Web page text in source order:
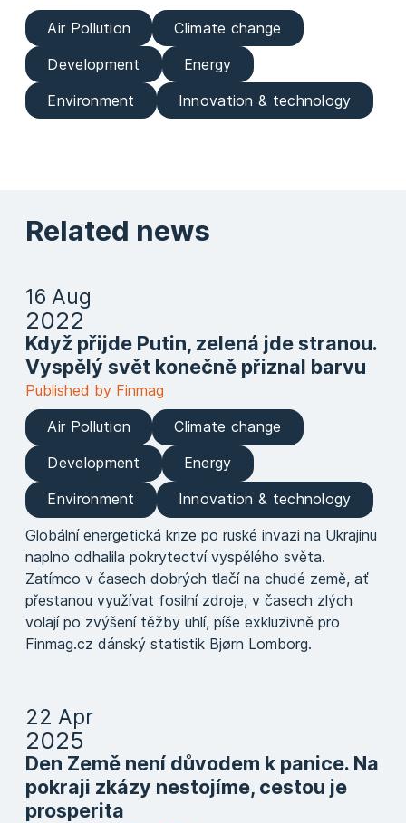
Air Pollution
Climate change
Development
Energy
Environment
Innovation & technology
Related news
16 Aug
2022
Když přijde Putin, zelená jde stranou.
Vyspělý svět konečně přiznal barvu
Published by Finmag
Air Pollution
Climate change
Development
Energy
Environment
Innovation & technology
Globální energetická krize po ruské invazi na Ukrajinu
naplno odhalila pokrytectví vyspělého světa.
Zatímco v časech dobrých tlačí na chudé země, ať
přestanou využívat fosilní zdroje, v časech zlých
volají po zvýšení těžby uhlí, píše exkluzivně pro
Finmag.cz dánský statistik Bjørn Lomborg.
22 Apr
2025
Den Země není důvodem k panice. Na
pokraji zkázy nestojíme, cestou je
prosperita